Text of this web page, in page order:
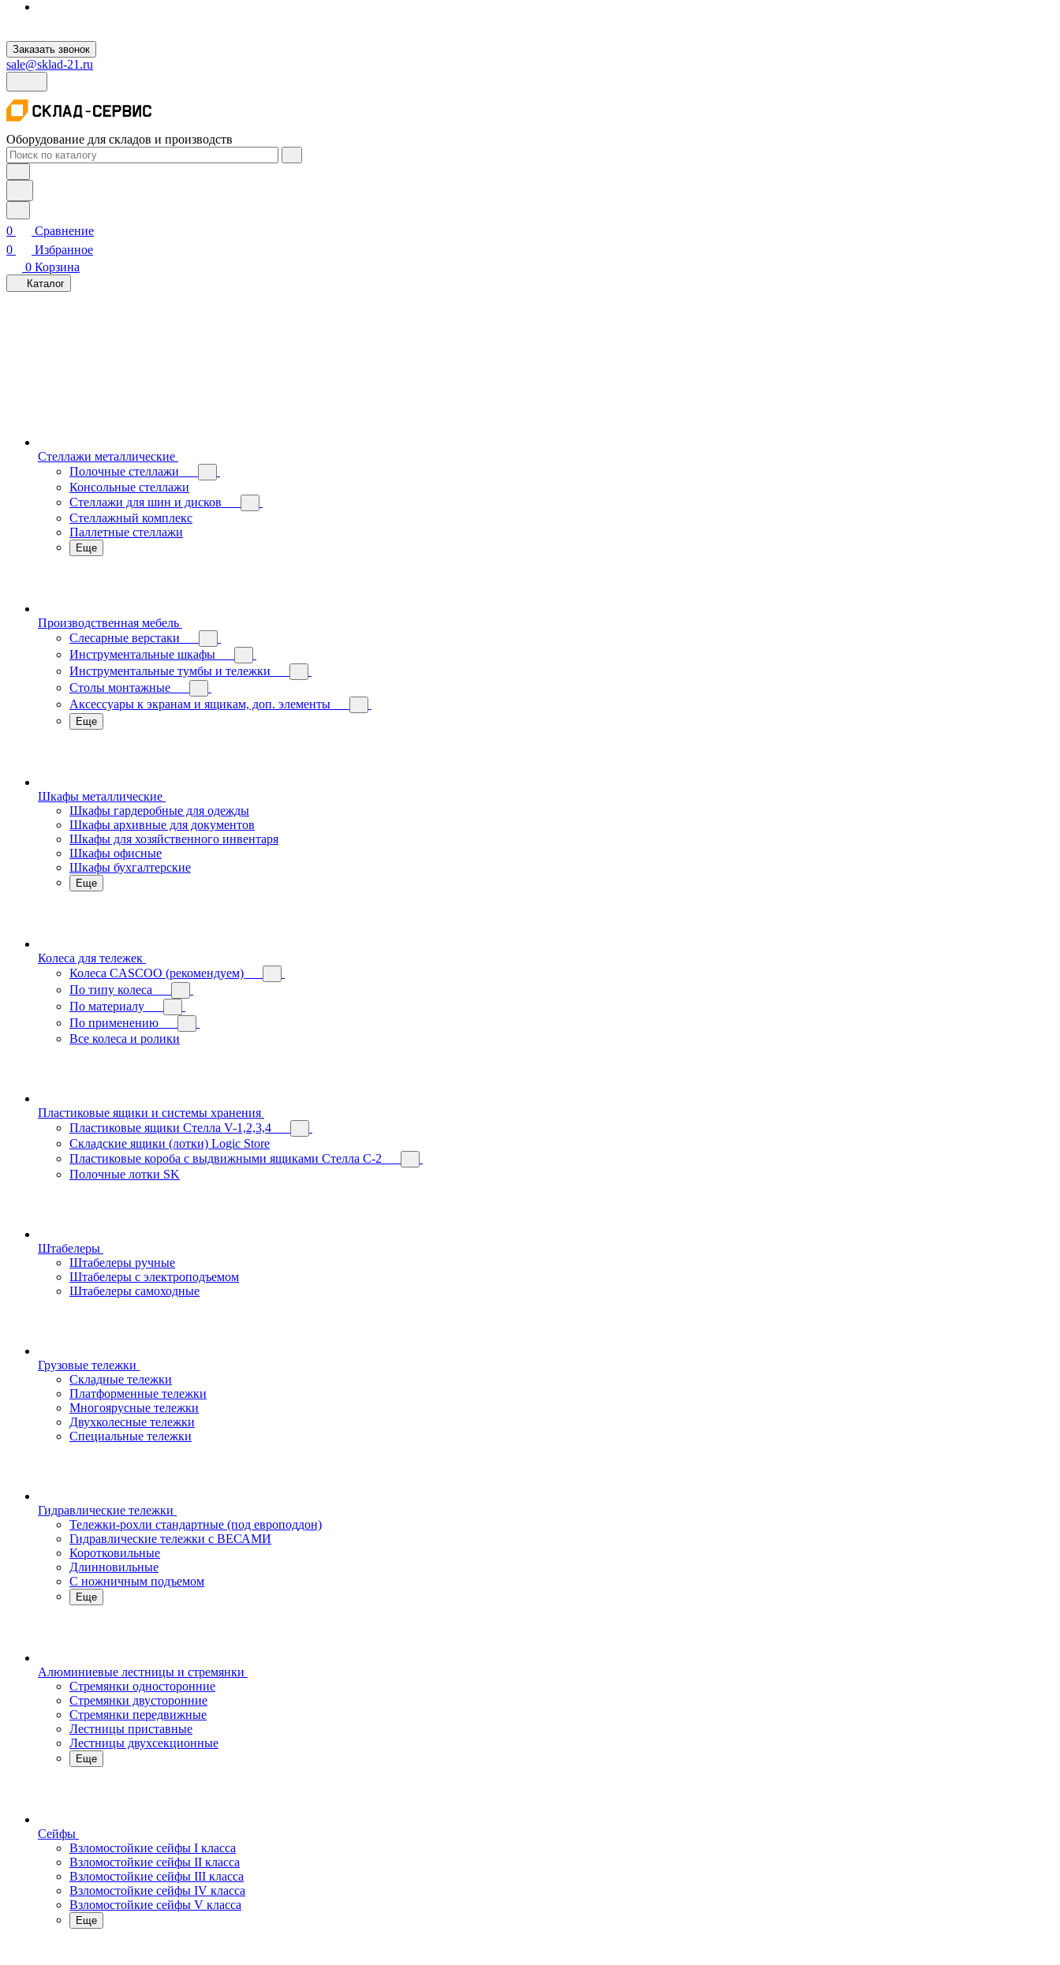
Заказать звонок
sale@sklad-21.ru
Оборудование для складов и производств
0
Сравнение
0
Избранное
0 Корзина
Каталог
Стеллажи металлические
Полочные стеллажи
Консольные стеллажи
Стеллажи для шин и дисков
Стеллажный комплекс
Паллетные стеллажи
Еще
Производственная мебель
Слесарные верстаки
Инструментальные шкафы
Инструментальные тумбы и тележки
Столы монтажные
Аксессуары к экранам и ящикам, доп. элементы
Еще
Шкафы металлические
Шкафы гардеробные для одежды
Шкафы архивные для документов
Шкафы для хозяйственного инвентаря
Шкафы офисные
Шкафы бухгалтерские
Еще
Колеса для тележек
Колеса CASCOO (рекомендуем)
По типу колеса
По материалу
По применению
Все колеса и ролики
Пластиковые ящики и системы хранения
Пластиковые ящики Стелла V-1,2,3,4
Складские ящики (лотки) Logiс Store
Пластиковые короба с выдвижными ящиками Стелла С-2
Полочные лотки SK
Штабелеры
Штабелеры ручные
Штабелеры с электроподъемом
Штабелеры самоходные
Грузовые тележки
Складные тележки
Платформенные тележки
Многоярусные тележки
Двухколесные тележки
Специальные тележки
Гидравлические тележки
Тележки-рохли стандартные (под европоддон)
Гидравлические тележки с ВЕСАМИ
Коротковильные
Длинновильные
С ножничным подъемом
Еще
Алюминиевые лестницы и стремянки
Стремянки односторонние
Стремянки двусторонние
Стремянки передвижные
Лестницы приставные
Лестницы двухсекционные
Еще
Сейфы
Взломостойкие сейфы I класса
Взломостойкие сейфы II класса
Взломостойкие сейфы III класса
Взломостойкие сейфы IV класса
Взломостойкие сейфы V класса
Еще